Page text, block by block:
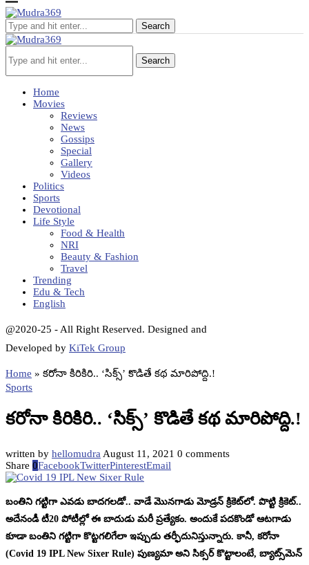
Search
Search
Home
Movies
Reviews
News
Gossips
Special
Gallery
Videos
Politics
Sports
Devotional
Life Style
Food & Health
NRI
Beauty & Fashion
Travel
Trending
Edu & Tech
English
@2020-25 - All Right Reserved. Designed and
Developed by KiTek Group
Home » కరోనా కిరికిరి.. ‘సిక్స్’ కొడితే కథ మారిపోద్ది.!
Sports
కరోనా కిరికిరి.. ‘సిక్స్’ కొడితే కథ మారిపోద్ది.!
written by hellomudra August 11, 2021 0 comments
Share 0FacebookTwitterPinterestEmail
బంతిని గట్టిగా ఎవడు బాదగలడో.. వాడే మొనగాడు మోడ్రన్ క్రికెట్‌లో. పొట్టి క్రికెట్..
అదేనండీ టీ20 పోటీల్లో ఈ బాదుడు మరీ ప్రత్యేకం. అందుకే పదకొండో ఆటగాడు
కూడా బంతిని గట్టిగా కొట్టగలిగేలా ఇప్పుడు తర్ఫీదునిస్తున్నారు. కానీ, కరోనా
(Covid 19 IPL New Sixer Rule) పుణ్యమా అని సిక్సర్ కొట్టాలంటే, బ్యాట్స్‌మెన్